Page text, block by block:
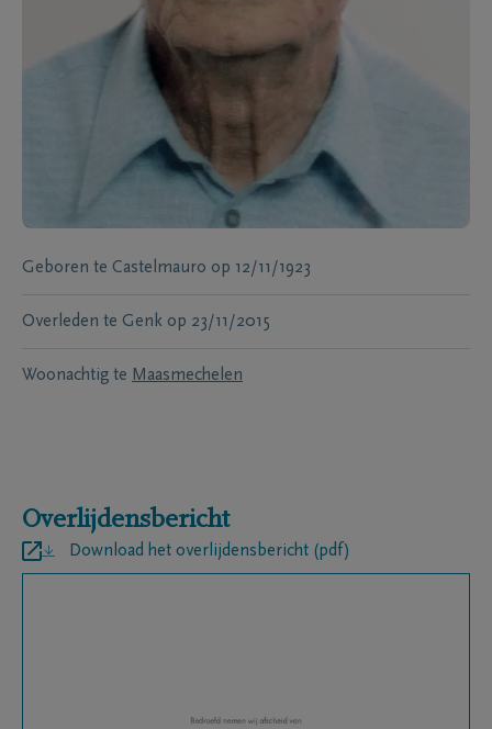
Geboren te Castelmauro op 12/11/1923
Overleden te Genk op 23/11/2015
Woonachtig te Maasmechelen
Overlijdensbericht
Download het overlijdensbericht (pdf)